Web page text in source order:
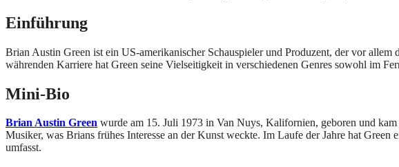
Einführung
Brian Austin Green ist ein US-amerikanischer Schauspieler und Produzent, der vor
währenden Karriere hat Green seine Vielseitigkeit in verschiedenen Genres sowohl im
Mini-Bio
Brian Austin Green wurde am 15. Juli 1973 in Van Nuys, Kalifornien, geboren und
Musiker, was Brians frühes Interesse an der Kunst weckte. Im Laufe der Jahre hat
umfasst.